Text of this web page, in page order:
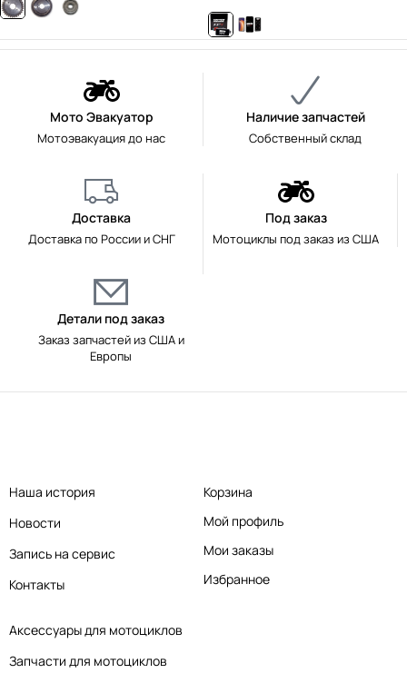
Мото Эвакуатор
Мотоэвакуация до нас
Наличие запчастей
Собственный склад
Доставка
Доставка по России и СНГ
Под заказ
Мотоциклы под заказ из США
Детали под заказ
Заказ запчастей из США и
Европы
Аксессуары для мотоциклов
Запчасти для мотоциклов
Наша история
Новости
Запись на сервис
Контакты
Корзина
Мой профиль
Мои заказы
Избранное